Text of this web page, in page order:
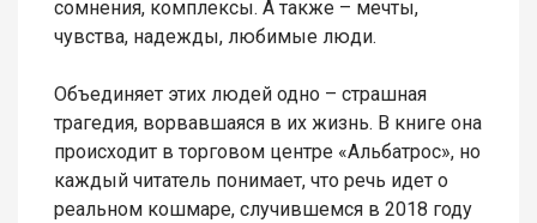
сомнения, комплексы. А также – мечты,
чувства, надежды, любимые люди.
Объединяет этих людей одно – страшная
трагедия, ворвавшаяся в их жизнь. В книге она
происходит в торговом центре «Альбатрос», но
каждый читатель понимает, что речь идет о
реальном кошмаре, случившемся в 2018 году